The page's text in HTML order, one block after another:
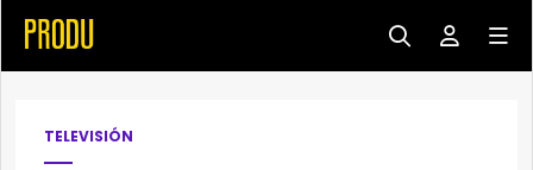
TELEVISIÓN